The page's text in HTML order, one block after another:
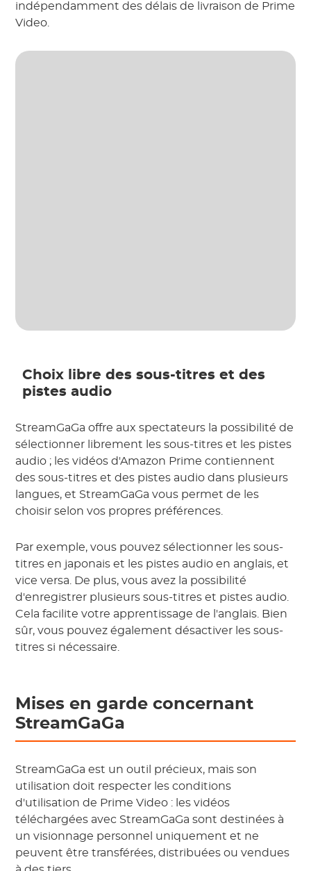
indépendamment des délais de livraison de Prime
Video.
Choix libre des sous-titres et des
pistes audio
StreamGaGa offre aux spectateurs la possibilité de
sélectionner librement les sous-titres et les pistes
audio ; les vidéos d'Amazon Prime contiennent
des sous-titres et des pistes audio dans plusieurs
langues, et StreamGaGa vous permet de les
choisir selon vos propres préférences.
Par exemple, vous pouvez sélectionner les sous-
titres en japonais et les pistes audio en anglais, et
vice versa. De plus, vous avez la possibilité
d'enregistrer plusieurs sous-titres et pistes audio.
Cela facilite votre apprentissage de l'anglais. Bien
sûr, vous pouvez également désactiver les sous-
titres si nécessaire.
Mises en garde concernant
StreamGaGa
StreamGaGa est un outil précieux, mais son
utilisation doit respecter les conditions
d'utilisation de Prime Video : les vidéos
téléchargées avec StreamGaGa sont destinées à
un visionnage personnel uniquement et ne
peuvent être transférées, distribuées ou vendues